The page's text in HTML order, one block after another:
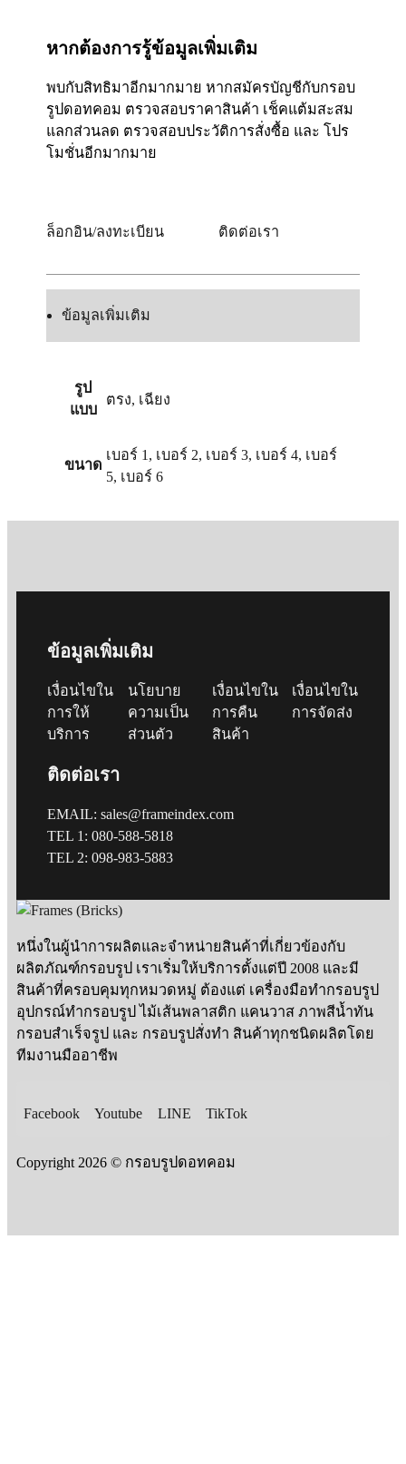
หากต้องการรู้ข้อมูลเพิ่มเติม
พบกับสิทธิมาอีกมากมาย หากสมัครบัญชีกับกรอบ
รูปดอทคอม ตรวจสอบราคาสินค้า เช็คแต้มสะสม
แลกส่วนลด ตรวจสอบประวัติการสั่งซื้อ และ โปร
โมชั่นอีกมากมาย
ล็อกอิน/ลงทะเบียน ติดต่อเรา
ข้อมูลเพิ่มเติม
รูป
แบบ
ตรง, เฉียง
ขนาด
เบอร์ 1, เบอร์ 2, เบอร์ 3, เบอร์ 4, เบอร์
5, เบอร์ 6
หนึ่งในผู้นำการผลิตและจำหน่ายสินค้าที่เกี่ยวข้องกับ
ผลิตภัณฑ์กรอบรูป เราเริ่มให้บริการตั้งแต่ปี 2008 และมี
สินค้าที่ครอบคุมทุกหมวดหมู่ ต้องแต่ เครื่องมือทำกรอบรูป
อุปกรณ์ทำกรอบรูป ไม้เส้นพลาสติก แคนวาส ภาพสีน้ำทัน
กรอบสำเร็จรูป และ กรอบรูปสั่งทำ สินค้าทุกชนิดผลิตโดย
ทีมงานมืออาชีพ
Facebook Youtube LINE TikTok
Copyright 2026 © กรอบรูปดอทคอม
ข้อมูลเพิ่มเติม
เงื่อนไขใน
การให้
บริการ
นโยบาย
ความเป็น
ส่วนตัว
เงื่อนไขใน
การคืน
สินค้า
เงื่อนไขใน
การจัดส่ง
ติดต่อเรา
EMAIL: sales@frameindex.com
TEL 1: 080-588-5818
TEL 2: 098-983-5883